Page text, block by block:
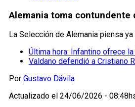
Alemania toma contundente
La Selección de Alemania piensa
Última hora: Infantino ofrece
Valdano defendió a Cristiano
Por Gustavo Dávila
Actualizado el 24/06/2026 -